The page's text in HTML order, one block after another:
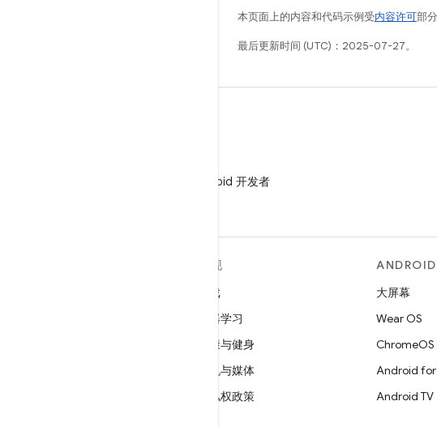
本页面上的内容和代码示例受内容许可部
最后更新时间 (UTC)：2025-07-27。
在微信中关注 Android 开发者
发现
游戏
机器学习
健康与健身
相机与媒体
隐私权政策
大屏幕
Wear OS
ChromeOS
Android for
Android TV